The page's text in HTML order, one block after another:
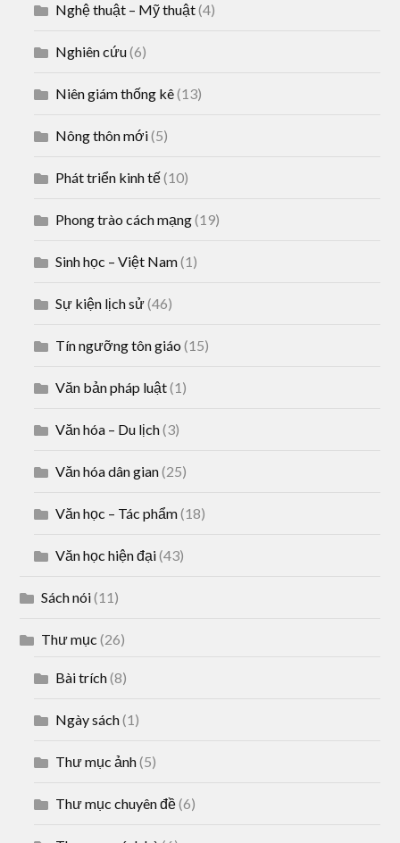
Nghệ thuật – Mỹ thuật(4)
Nghiên cứu(6)
Niên giám thống kê(13)
Nông thôn mới(5)
Phát triển kinh tế(10)
Phong trào cách mạng(19)
Sinh học – Việt Nam(1)
Sự kiện lịch sử(46)
Tín ngưỡng tôn giáo (15)
Văn bản pháp luật(1)
Văn hóa – Du lịch(3)
Văn hóa dân gian(25)
Văn học – Tác phẩm(18)
Văn học hiện đại(43)
Sách nói(11)
Thư mục (26)
Bài trích(8)
Ngày sách(1)
Thư mục ảnh(5)
Thư mục chuyên đề(6)